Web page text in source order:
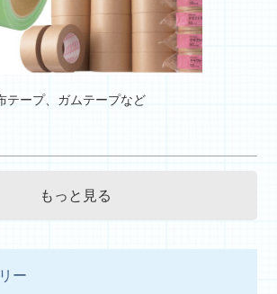
テープ、ガムテープなど
もっと見る
ー